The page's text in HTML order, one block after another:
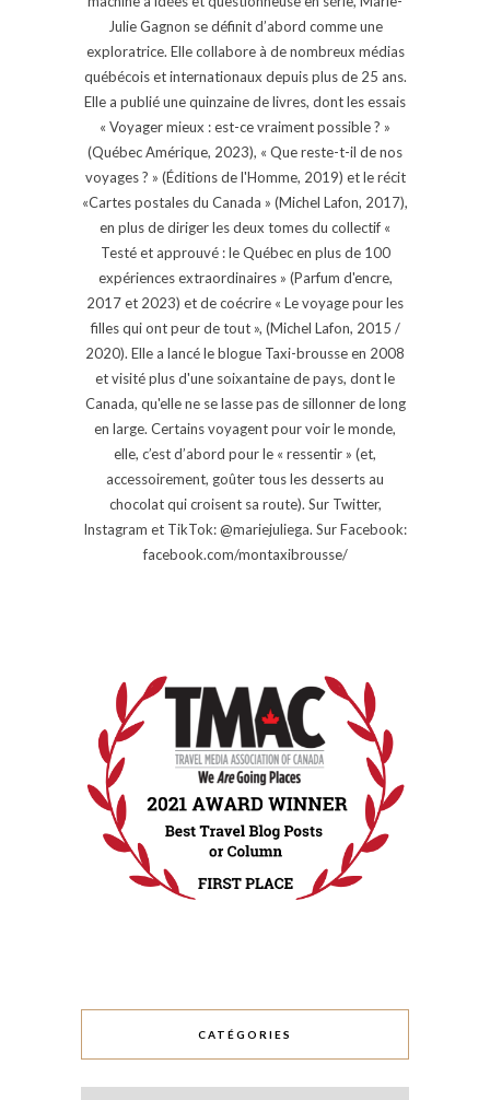
Julie Gagnon se définit d’abord comme une
exploratrice. Elle collabore à de nombreux médias
québécois et internationaux depuis plus de 25 ans.
Elle a publié une quinzaine de livres, dont les essais
« Voyager mieux : est-ce vraiment possible ? »
(Québec Amérique, 2023), « Que reste-t-il de nos
voyages ? » (Éditions de l'Homme, 2019) et le récit
«Cartes postales du Canada » (Michel Lafon, 2017),
en plus de diriger les deux tomes du collectif «
Testé et approuvé : le Québec en plus de 100
expériences extraordinaires » (Parfum d'encre,
2017 et 2023) et de coécrire « Le voyage pour les
filles qui ont peur de tout », (Michel Lafon, 2015 /
2020). Elle a lancé le blogue Taxi-brousse en 2008
et visité plus d'une soixantaine de pays, dont le
Canada, qu'elle ne se lasse pas de sillonner de long
en large. Certains voyagent pour voir le monde,
elle, c’est d’abord pour le « ressentir » (et,
accessoirement, goûter tous les desserts au
chocolat qui croisent sa route). Sur Twitter,
Instagram et TikTok: @mariejuliega. Sur Facebook:
facebook.com/montaxibrousse/
CATÉGORIES